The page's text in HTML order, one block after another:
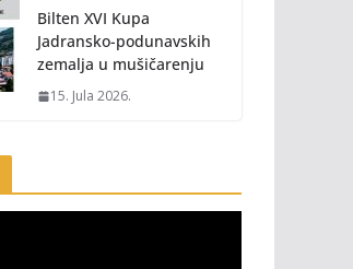
Bilten XVI Kupa
Jadransko-podunavskih
zemalja u mušičarenju
15. Jula 2026.